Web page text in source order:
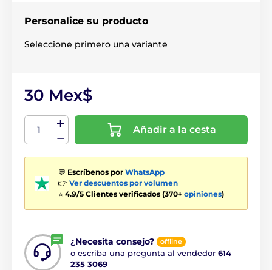
Personalice su producto
Seleccione primero una variante
30 Mex$
Añadir a la cesta
💬 Escríbenos por WhatsApp
👉 Ver descuentos por volumen
⭐ 4.9/5 Clientes verificados (370+ opiniones)
¿Necesita consejo? offline
o escriba una pregunta al vendedor 614
235 3069